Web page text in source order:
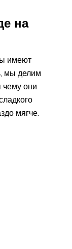
на
имеют
мы делим
чему они
мягче.